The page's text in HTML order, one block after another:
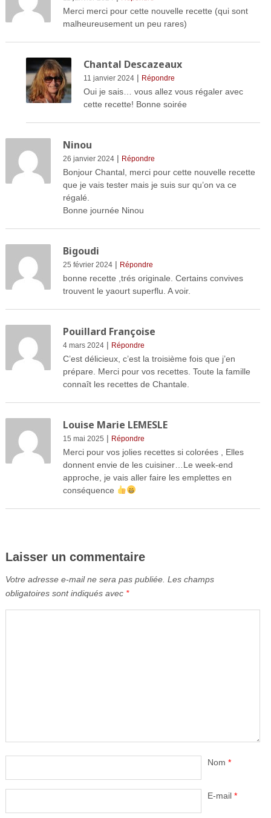
Merci merci pour cette nouvelle recette (qui sont
malheureusement un peu rares)
Chantal Descazeaux
11 janvier 2024| Répondre
Oui je sais… vous allez vous régaler avec
cette recette! Bonne soirée
Ninou
26 janvier 2024| Répondre
Bonjour Chantal, merci pour cette nouvelle recette
que je vais tester mais je suis sur qu’on va ce
régalé.
Bonne journée Ninou
Bigoudi
25 février 2024| Répondre
bonne recette ,trés originale. Certains convives
trouvent le yaourt superflu. A voir.
Pouillard Françoise
4 mars 2024| Répondre
C’est délicieux, c’est la troisième fois que j’en
prépare. Merci pour vos recettes. Toute la famille
connaît les recettes de Chantale.
Louise Marie LEMESLE
15 mai 2025 | Répondre
Merci pour vos jolies recettes si colorées , Elles
donnent envie de les cuisiner…Le week-end
approche, je vais aller faire les emplettes en
conséquence
Laisser un commentaire
Votre adresse e-mail ne sera pas publiée. Les champs
obligatoires sont indiqués avec *
Nom *
E-mail *